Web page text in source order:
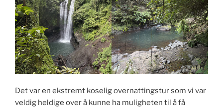
Det var en ekstremt koselig overnattingstur som vi var
veldig heldige over å kunne ha muligheten til å få